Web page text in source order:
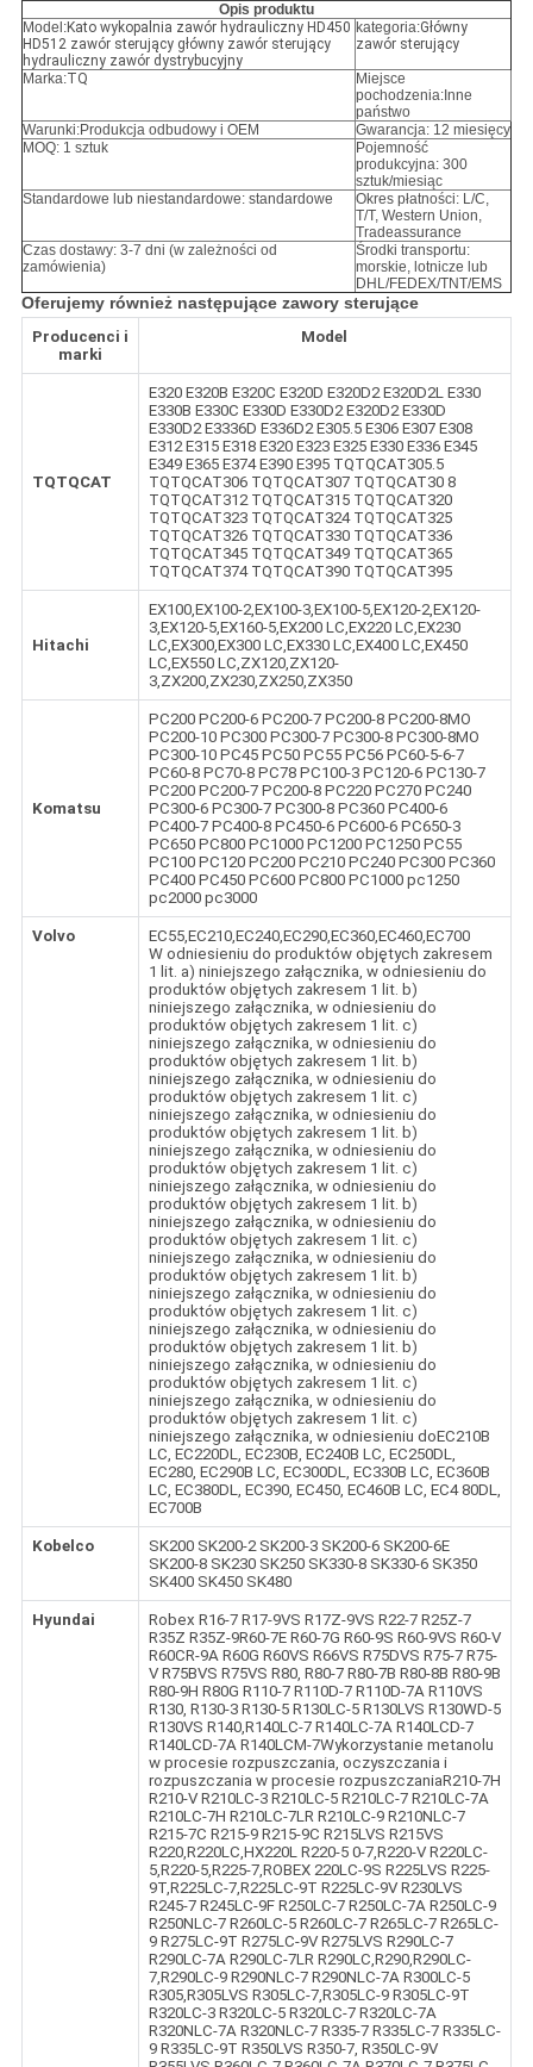
Opis produktu
Model:Kato wykopalnia zawór hydrauliczny HD450
HD512 zawór sterujący główny zawór sterujący
hydrauliczny zawór dystrybucyjny
kategoria:Główny
zawór sterujący
Marka:TQ
Miejsce
pochodzenia:Inne
państwo
Warunki:Produkcja odbudowy i OEM
Gwarancja: 12 miesięcy
MOQ: 1 sztuk
Pojemność
produkcyjna: 300
sztuk/miesiąc
Standardowe lub niestandardowe: standardowe
Okres płatności: L/C,
T/T, Western Union,
Tradeassurance
Czas dostawy: 3-7 dni (w zależności od
zamówienia)
Środki transportu:
morskie, lotnicze lub
DHL/FEDEX/TNT/EMS
Oferujemy również następujące zawory sterujące
Producenci i
marki
Model
TQTQCAT
E320 E320B E320C E320D E320D2 E320D2L E330
E330B E330C E330D E330D2 E320D2 E330D
E330D2 E3336D E336D2 E305.5 E306 E307 E308
E312 E315 E318 E320 E323 E325 E330 E336 E345
E349 E365 E374 E390 E395 TQTQCAT305.5
TQTQCAT306 TQTQCAT307 TQTQCAT30 8
TQTQCAT312 TQTQCAT315 TQTQCAT320
TQTQCAT323 TQTQCAT324 TQTQCAT325
TQTQCAT326 TQTQCAT330 TQTQCAT336
TQTQCAT345 TQTQCAT349 TQTQCAT365
TQTQCAT374 TQTQCAT390 TQTQCAT395
Hitachi
EX100,EX100-2,EX100-3,EX100-5,EX120-2,EX120-
3,EX120-5,EX160-5,EX200 LC,EX220 LC,EX230
LC,EX300,EX300 LC,EX330 LC,EX400 LC,EX450
LC,EX550 LC,ZX120,ZX120-
3,ZX200,ZX230,ZX250,ZX350
Komatsu
PC200 PC200-6 PC200-7 PC200-8 PC200-8MO
PC200-10 PC300 PC300-7 PC300-8 PC300-8MO
PC300-10 PC45 PC50 PC55 PC56 PC60-5-6-7
PC60-8 PC70-8 PC78 PC100-3 PC120-6 PC130-7
PC200 PC200-7 PC200-8 PC220 PC270 PC240
PC300-6 PC300-7 PC300-8 PC360 PC400-6
PC400-7 PC400-8 PC450-6 PC600-6 PC650-3
PC650 PC800 PC1000 PC1200 PC1250 PC55
PC100 PC120 PC200 PC210 PC240 PC300 PC360
PC400 PC450 PC600 PC800 PC1000 pc1250
pc2000 pc3000
Volvo
EC55,EC210,EC240,EC290,EC360,EC460,EC700
W odniesieniu do produktów objętych zakresem
1 lit. a) niniejszego załącznika, w odniesieniu do
produktów objętych zakresem 1 lit. b)
niniejszego załącznika, w odniesieniu do
produktów objętych zakresem 1 lit. c)
niniejszego załącznika, w odniesieniu do
produktów objętych zakresem 1 lit. b)
niniejszego załącznika, w odniesieniu do
produktów objętych zakresem 1 lit. c)
niniejszego załącznika, w odniesieniu do
produktów objętych zakresem 1 lit. b)
niniejszego załącznika, w odniesieniu do
produktów objętych zakresem 1 lit. c)
niniejszego załącznika, w odniesieniu do
produktów objętych zakresem 1 lit. b)
niniejszego załącznika, w odniesieniu do
produktów objętych zakresem 1 lit. c)
niniejszego załącznika, w odniesieniu do
produktów objętych zakresem 1 lit. b)
niniejszego załącznika, w odniesieniu do
produktów objętych zakresem 1 lit. c)
niniejszego załącznika, w odniesieniu do
produktów objętych zakresem 1 lit. b)
niniejszego załącznika, w odniesieniu do
produktów objętych zakresem 1 lit. c)
niniejszego załącznika, w odniesieniu do
produktów objętych zakresem 1 lit. c)
niniejszego załącznika, w odniesieniu doEC210B
LC, EC220DL, EC230B, EC240B LC, EC250DL,
EC280, EC290B LC, EC300DL, EC330B LC, EC360B
LC, EC380DL, EC390, EC450, EC460B LC, EC4 80DL,
EC700B
Kobelco
SK200 SK200-2 SK200-3 SK200-6 SK200-6E
SK200-8 SK230 SK250 SK330-8 SK330-6 SK350
SK400 SK450 SK480
Hyundai
Robex R16-7 R17-9VS R17Z-9VS R22-7 R25Z-7
R35Z R35Z-9R60-7E R60-7G R60-9S R60-9VS R60-V
R60CR-9A R60G R60VS R66VS R75DVS R75-7 R75-
V R75BVS R75VS R80, R80-7 R80-7B R80-8B R80-9B
R80-9H R80G R110-7 R110D-7 R110D-7A R110VS
R130, R130-3 R130-5 R130LC-5 R130LVS R130WD-5
R130VS R140,R140LC-7 R140LC-7A R140LCD-7
R140LCD-7A R140LCM-7Wykorzystanie metanolu
w procesie rozpuszczania, oczyszczania i
rozpuszczania w procesie rozpuszczaniaR210-7H
R210-V R210LC-3 R210LC-5 R210LC-7 R210LC-7A
R210LC-7H R210LC-7LR R210LC-9 R210NLC-7
R215-7C R215-9 R215-9C R215LVS R215VS
R220,R220LC,HX220L R220-5 0-7,R220-V R220LC-
5,R220-5,R225-7,ROBEX 220LC-9S R225LVS R225-
9T,R225LC-7,R225LC-9T R225LC-9V R230LVS
R245-7 R245LC-9F R250LC-7 R250LC-7A R250LC-9
R250NLC-7 R260LC-5 R260LC-7 R265LC-7 R265LC-
9 R275LC-9T R275LC-9V R275LVS R290LC-7
R290LC-7A R290LC-7LR R290LC,R290,R290LC-
7,R290LC-9 R290NLC-7 R290NLC-7A R300LC-5
R305,R305LVS R305LC-7,R305LC-9 R305LC-9T
R320LC-3 R320LC-5 R320LC-7 R320LC-7A
R320NLC-7A R320NLC-7 R335-7 R335LC-7 R335LC-
9 R335LC-9T R350LVS R350-7, R350LC-9V